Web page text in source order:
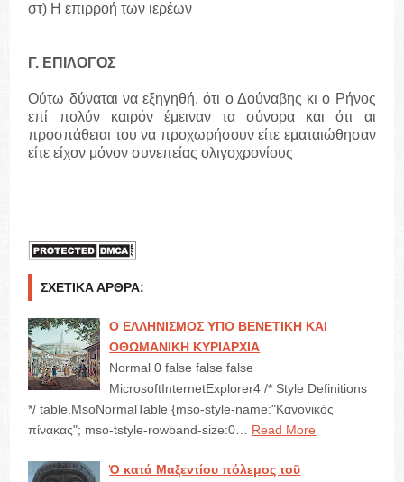
στ) Η επιρροή των ιερέων
Γ. ΕΠΙΛΟΓΟΣ
Ούτω δύναται να εξηγηθή, ότι ο Δούναβης κι ο Ρήνος
επί πολύν καιρόν έμειναν τα σύνορα και ότι αι
προσπάθειαι του να προχωρήσουν είτε εματαιώθησαν
είτε είχον μόνον συνεπείας ολιγοχρονίους
ΣΧΕΤΙΚΆ ΆΡΘΡΑ:
Ο ΕΛΛΗΝΙΣΜΟΣ YΠΟ ΒΕΝΕΤΙΚΗ ΚΑΙ
ΟΘΩΜΑΝΙΚΗ ΚYΡΙΑΡΧΙΑ
Normal 0 false false false
MicrosoftInternetExplorer4 /* Style Definitions
*/ table.MsoNormalTable {mso-style-name:"Κανονικός
πίνακας"; mso-tstyle-rowband-size:0…
Read More
Ὁ κατά Μαξεντίου πόλεμος τοῦ